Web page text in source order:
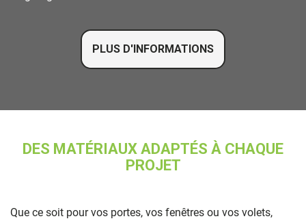
PLUS D'INFORMATIONS
DES MATÉRIAUX ADAPTÉS À CHAQUE
PROJET
Que ce soit pour vos portes, vos fenêtres ou vos volets,